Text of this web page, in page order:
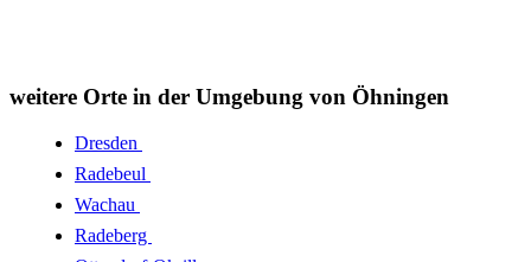
weitere Orte in der Umgebung von Öhningen
Dresden
Radebeul
Wachau
Radeberg